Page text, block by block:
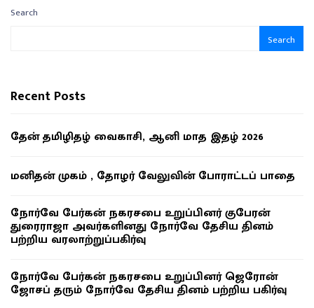
Search
Search
Recent Posts
தேன் தமிழிதழ் வைகாசி, ஆனி மாத இதழ் 2026
மனிதன் முகம் , தோழர் வேலுவின் போராட்டப் பாதை
நோர்வே பேர்கன் நகரசபை உறுப்பினர் குபேரன்
துரைராஜா அவர்களினது நோர்வே தேசிய தினம்
பற்றிய வரலாற்றுப்பகிர்வு
நோர்வே பேர்கன் நகரசபை உறுப்பினர் ஜெரோன்
ஜோசப் தரும் நோர்வே தேசிய தினம் பற்றிய பகிர்வு